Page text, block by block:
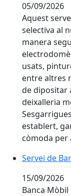
05/09/2026
Aquest
selectiva al
manera
usats,
entre altres
de dipositar
deixalleria
establert,
còmoda per
Servei de
15/09/2026
Banca Mòbil